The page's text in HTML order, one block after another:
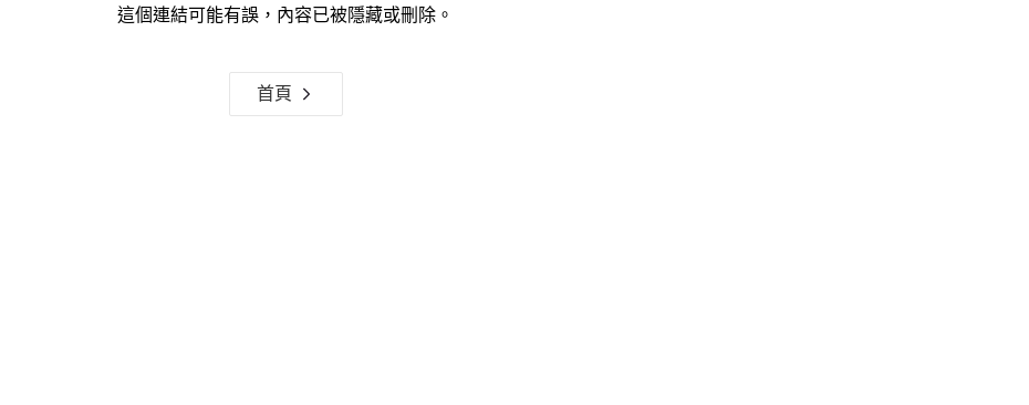
這個連結可能有誤，內容已被隱藏或刪除。
首頁